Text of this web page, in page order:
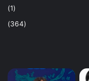
(1)
(364)